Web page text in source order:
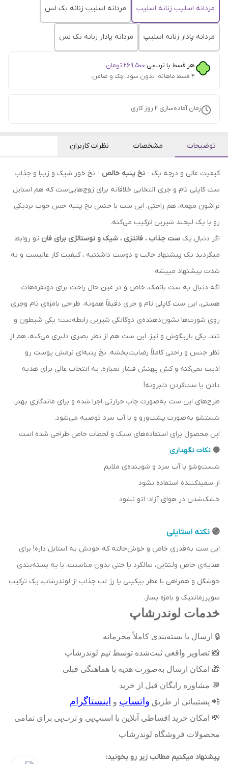
مردانه اسلیپ زنانه اسلیپ مردانه اسلیپ زنانه بک لس
مردانه پادار زنانه اسلیپ مردانه پادار زنانه بک لس
هر قسط با ترب‌پی:۲۶۹٬۵۰۰ تومان
۴ قسط ماهانه. بدون سود، چک و ضامن.
زمان آماده‌سازی 2 روز کاری
توضیحات مشخصات نظرات کاربران
کیفیت عالی و درجه یک - نخ پنبه خالص - نخ خور شیک و زیبا و جذاب
ست کاپلی تام و جری انتخابی خلاقانه برای زوج‌هایی‌ست که هم استایل
براشون مهمه، هم راحتی. این ست با جنس نخ پنبه حس خوب نزدیکی
رو با یک لبخند شیرین ترکیب می‌کنه.
اگر دنبال یک ست جذاب ، فانتزی ، شیک و نوستالژی برای فان تو روابط
میگردید یک پیشنهاد جالب و دوست داشتنیه ، کیفیت کار عالیست و به
شدت پیشنهاد مییشه
اگه دنبال یه ست بانمک، خاص و در عین حال راحت برای دونفره‌هات
هستی، این ست کاپلی تام و جری دقیقاً همونه. طراحی بامزه‌ی تام وجری
روی شورت‌ها نشون‌دهنده‌ی دوگانگی شیرین رابطه‌ست؛ یکی شیطون و
تند، یکی بازیگوش و تیز. این ست هم از نظر بصری دلبری می‌کنه، هم از
نظر جنس و راحتی کاملاً رضایت‌بخشه. نخ پنبه‌ای نرمش پوست رو
اذیت نمی‌کنه و کش پهنش فشار نمیاره. یه انتخاب عالی برای هدیه
دادن یا ست‌کردن دلبرونه!
طرح‌های این ست به‌صورت چاپ حرارتی اجرا شده و برای ماندگاری بهتر،
شستشو به‌صورت پشت‌ورو و با آب سرد توصیه می‌شود.
این محصول برای استفاده‌های سبک و لحظات خاص طراحی شده است
🟣 نکات نگهداری
شست‌وشو با آب سرد و شوینده‌ی ملایم
از سفیدکننده استفاده نشود
خشک‌شدن در هوای آزاد؛ اتو نشود
🟣 نکته استایلی
این ست به‌قدری خاص و خوش‌حالته که خودش یه استایل داره! برای
هدیه‌ی خاص ولنتاین، سالگرد یا حتی بدون مناسبت، با یه بسته‌بندی
خوشگل و همراهی با عطر بیکینی یا رژ لب جذاب از لوندِرشاپ، یک ترکیب
سوپررمانتیک و بامزه بساز.
خدمات لوندرشاپ
🔒 ارسال با بسته‌بندی کاملاً محرمانه
📸 تصاویر واقعی ثبت‌شده توسط تیم لوندرشاپ
🎁 امکان ارسال به‌صورت هدیه با هماهنگی قبلی
💬 مشاوره رایگان قبل از خرید
📲 پشتیبانی از طریق واتساپ و اینستاگرام
💸 امکان خرید اقساطی آنلاین با اسنپ‌پی و ترب‌پی برای تمامی
محصولات فروشگاه لوندرشاپ
پیشنهاد میکنیم مطالب زیر رو بخونید: